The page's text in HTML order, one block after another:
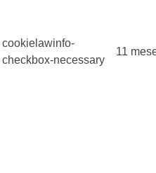
cookielawinfo-
checkbox-necessary
11